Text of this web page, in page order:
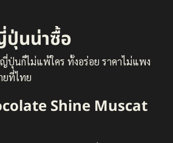
ปุ่นน่าซื้อ
ปุ่นก็ไม่แพ้ใคร ทั้งอร่อย ราคาไม่แพง
ยที่ไทย
Shine Muscat